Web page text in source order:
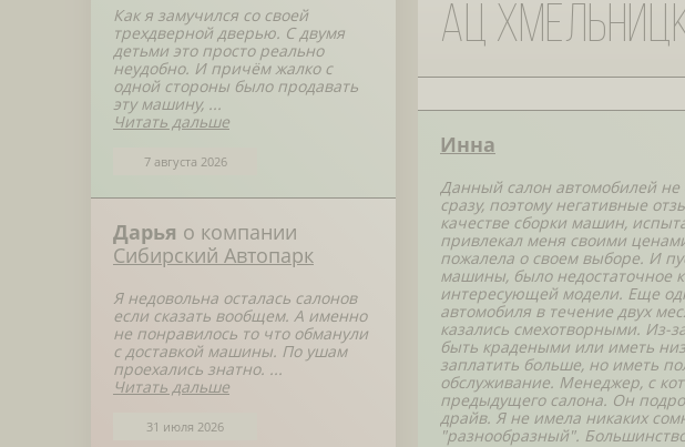
Как я замучился со своей
трехдверной дверью. С двумя
детьми это просто реально
неудобно. И причём жалко с
одной стороны было продавать
эту машину, ...
Читать дальше
7 августа 2026
Дарья о компании
Сибирский Автопарк
Я недовольна осталась салонов
если сказать вообщем. А именно
не понравилось то что обманули
с доставкой машины. По ушам
проехались знатно. ...
Читать дальше
31 июля 2026
Ац
Инна
Данный салон автомобилей не
сразу, поэтому негативные
качестве сборки машин,
привлекал меня своими
пожалела о своем выборе. И
машины, было недостаточное
интересующей модели. Еще
автомобиля в течение двух
казались смехотворными. Из-
быть крадеными или иметь
заплатить больше, но иметь
обслуживание. Менеджер, с
предыдущего салона. Он
драйв. Я не имела никаких
"разнообразный".